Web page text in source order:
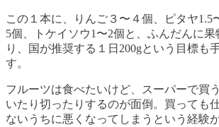
この１本に、りんご３〜４個、ピタヤ1.5
5個、トケイソウ1〜2個と、ふんだんに
り、国が推奨する１日200gという目標も
す。
フルーツは食べたいけど、スーパーで買
いたり切ったりするのが面倒。買っても
ないうちに悪くなってしまうという経験